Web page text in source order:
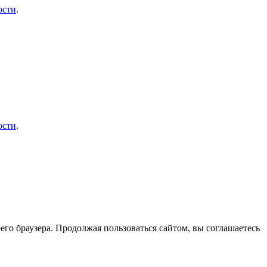
.
.
браузера. Продолжая пользоваться сайтом, вы соглашаетесь